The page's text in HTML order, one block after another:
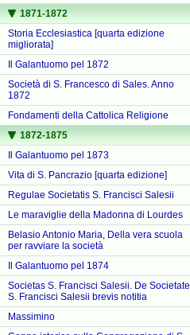
1871-1872
Storia Ecclesiastica [quarta edizione
migliorata]
Il Galantuomo pel 1872
Società di S. Francesco di Sales. Anno
1872
Fondamenti della Cattolica Religione
1872-1875
Il Galantuomo pel 1873
Vita di S. Pancrazio [quarta edizione]
Regulae Societatis S. Francisci Salesii
Le maraviglie della Madonna di Lourdes
Belasio Antonio Maria, Della vera scuola
per ravviare la società
Il Galantuomo pel 1874
Societas S. Francisci Salesii. De Societate
S. Francisci Salesii brevis notitia
Massimino